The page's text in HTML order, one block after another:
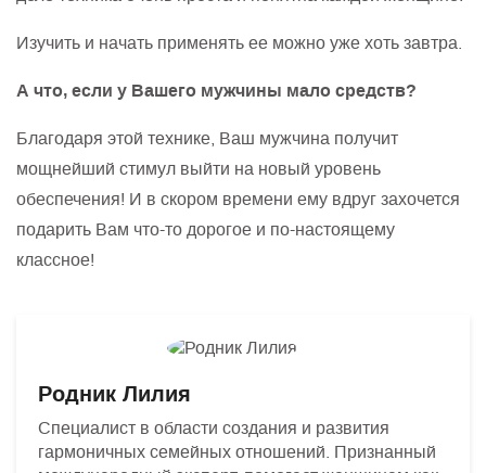
Изучить и начать применять ее можно уже хоть завтра.
А что, если у Вашего мужчины мало средств?
Благодаря этой технике, Ваш мужчина получит
мощнейший стимул выйти на новый уровень
обеспечения! И в скором времени ему вдруг захочется
подарить Вам что-то дорогое и по-настоящему
классное!
Родник Лилия
Специалист в области создания и развития
гармоничных семейных отношений. Признанный